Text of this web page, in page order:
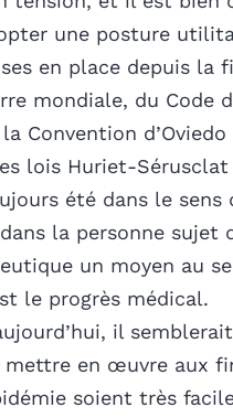
une posture
en place depuis la
mondiale, du Code
Convention d’Oviedo
lois Huriet-
été dans le sens
la personne sujet
un moyen au
le progrès médical.
il
mettre en œuvre aux
soient très